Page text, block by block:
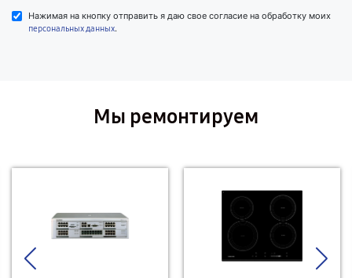
Нажимая на кнопку отправить я даю свое согласие на обработку моих
персональных данных.
Мы ремонтируем